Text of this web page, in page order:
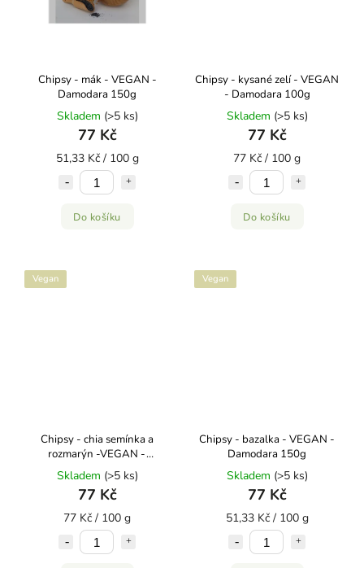
Chipsy - mák - VEGAN -
Damodara 150g
Skladem (>5 ks)
77 Kč
51,33 Kč / 100 g
Do košíku
Chipsy - kysané zelí - VEGAN
- Damodara 100g
Skladem (>5 ks)
77 Kč
77 Kč / 100 g
Do košíku
Vegan
Chipsy - chia semínka a
rozmarýn -VEGAN -
Damodara 100g
Skladem (>5 ks)
77 Kč
77 Kč / 100 g
Vegan
Chipsy - bazalka - VEGAN -
Damodara 150g
Skladem (>5 ks)
77 Kč
51,33 Kč / 100 g